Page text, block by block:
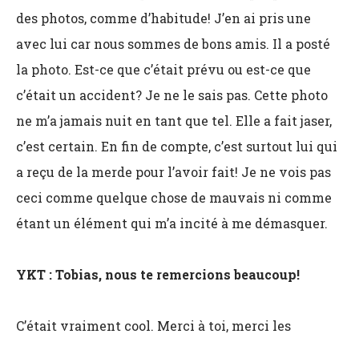
des photos, comme d’habitude! J’en ai pris une
avec lui car nous sommes de bons amis. Il a posté
la photo. Est-ce que c’était prévu ou est-ce que
c’était un accident? Je ne le sais pas. Cette photo
ne m’a jamais nuit en tant que tel. Elle a fait jaser,
c’est certain. En fin de compte, c’est surtout lui qui
a reçu de la merde pour l’avoir fait! Je ne vois pas
ceci comme quelque chose de mauvais ni comme
étant un élément qui m’a incité à me démasquer.
YKT : Tobias, nous te remercions beaucoup!
C’était vraiment cool. Merci à toi, merci les